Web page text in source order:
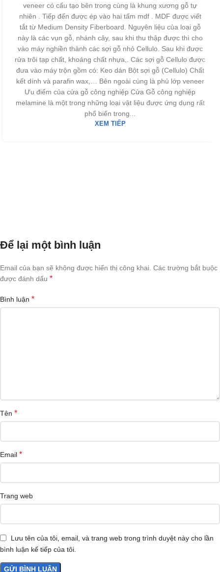
veneer có cấu tạo bên trong cùng là khung xương gỗ tự
nhiên . Tiếp đến được ép vào hai tấm mdf . MDF được viết
tắt từ Medium Density Fiberboard. Nguyên liệu của loại gỗ
này là các vụn gỗ, nhánh cây, sau khi thu thập được thì cho
vào máy nghiền thành các sợi gỗ nhỏ Cellulo. Sau khi được
rửa trôi tạp chất, khoáng chất nhựa,. Các sợi gỗ Cellulo được
đưa vào máy trộn gồm có: Keo dán Bột sợi gỗ (Cellulo) Chất
kết dính và parafin wax,… Bên ngoài cùng là phủ lớp veneer
Ưu điểm của cửa gỗ công nghiệp Cửa Gỗ công nghiệp
melamine là một trong những loại vật liệu được ứng dụng rất
phổ biến trong...
XEM TIẾP
Để lại một bình luận
Email của bạn sẽ không được hiển thị công khai. Các trường bắt buộc
được đánh dấu *
Bình luận *
Tên *
Email *
Trang web
Lưu tên của tôi, email, và trang web trong trình duyệt này cho lần
bình luận kế tiếp của tôi.